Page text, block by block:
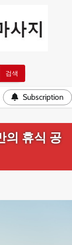
Subscription
의 휴식 공